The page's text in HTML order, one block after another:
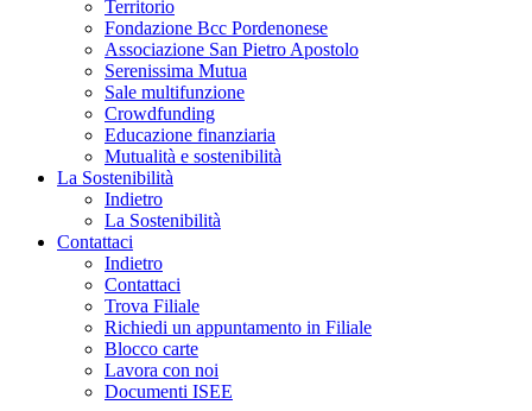
Territorio
Fondazione Bcc Pordenonese
Associazione San Pietro Apostolo
Serenissima Mutua
Sale multifunzione
Crowdfunding
Educazione finanziaria
Mutualità e sostenibilità
La Sostenibilità
Indietro
La Sostenibilità
Contattaci
Indietro
Contattaci
Trova Filiale
Richiedi un appuntamento in Filiale
Blocco carte
Lavora con noi
Documenti ISEE